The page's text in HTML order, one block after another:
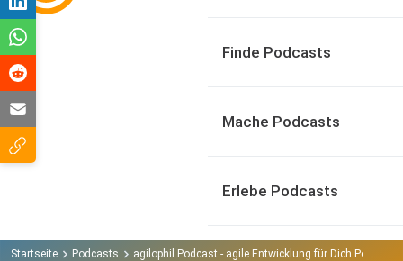
Finde Podcasts
Mache Podcasts
Erlebe Podcasts
Startseite Podcasts agilophil Podcast - agile Entwicklung für Dich Podcast